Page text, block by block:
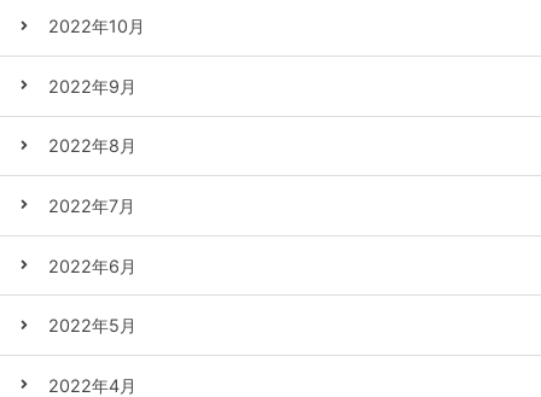
2022年10月
2022年9月
2022年8月
2022年7月
2022年6月
2022年5月
2022年4月